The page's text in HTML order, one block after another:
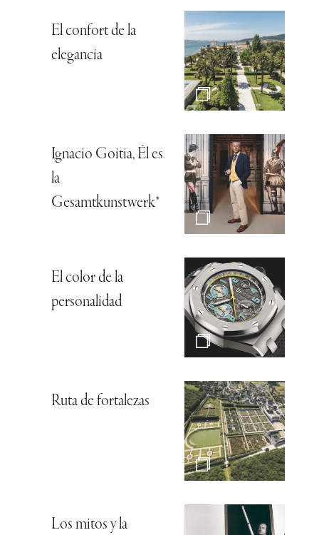
El confort de la
elegancia
Ignacio Goitia, Él es
la
Gesamtkunstwerk*
El color de la
personalidad
Ruta de fortalezas
Los mitos y la